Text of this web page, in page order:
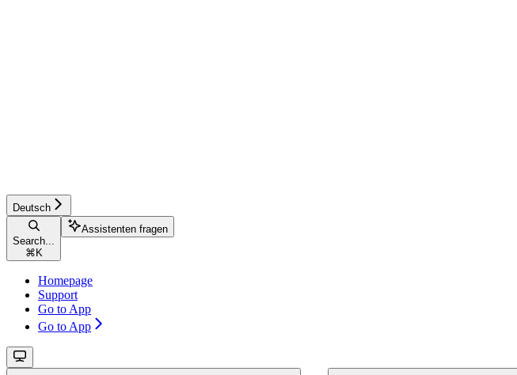
Deutsch
Search...
⌘ K
Assistenten fragen
Homepage
Support
Go to App
Go to App